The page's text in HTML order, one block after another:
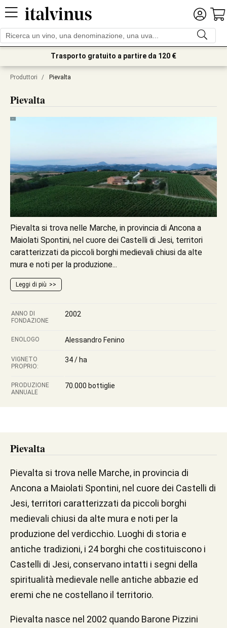
Trasporto gratuito a partire da 120 €
Produttori / Pievalta
Pievalta
Pievalta si trova nelle Marche, in provincia di Ancona a
Maiolati Spontini, nel cuore dei Castelli di Jesi, territori
caratterizzati da piccoli borghi medievali chiusi da alte
mura e noti per la produzione...
Leggi di più
ANNO DI
FONDAZIONE
2002
ENOLOGO Alessandro Fenino
VIGNETO
PROPRIO:
34 / ha
PRODUZIONE
ANNUALE
70.000 bottiglie
Pievalta
Pievalta si trova nelle Marche, in provincia di
Ancona a Maiolati Spontini, nel cuore dei Castelli di
Jesi, territori caratterizzati da piccoli borghi
medievali chiusi da alte mura e noti per la
produzione del verdicchio. Luoghi di storia e
antiche tradizioni, i 24 borghi che costituiscono i
Castelli di Jesi, conservano intatti i segni della
spiritualità medievale nelle antiche abbazie ed
eremi che ne costellano il territorio.
Pievalta nasce nel 2002 quando Barone Pizzini